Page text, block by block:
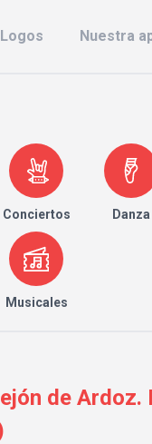
Logos Nuestra
Conciertos Danza
Musicales
de